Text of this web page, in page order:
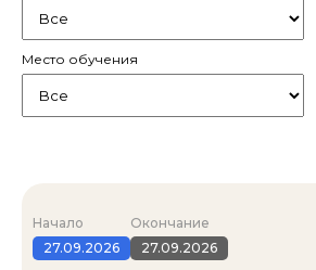
Место обучения
Начало
27.09.2026
Окончание
27.09.2026